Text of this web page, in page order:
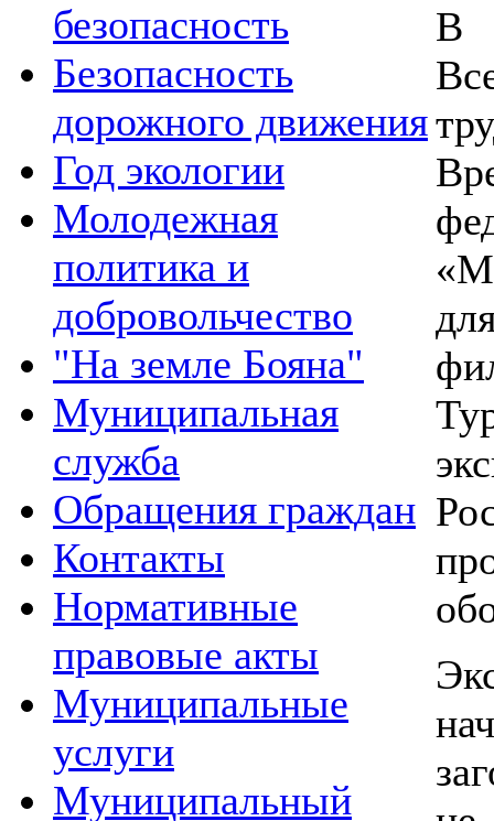
безопасность
Безопасность
дорожного движения
Год экологии
Молодежная
политика и
добровольчество
"На земле Бояна"
Муниципальная
служба
Обращения граждан
Контакты
Нормативные
правовые акты
Муниципальные
услуги
Муниципальный
В